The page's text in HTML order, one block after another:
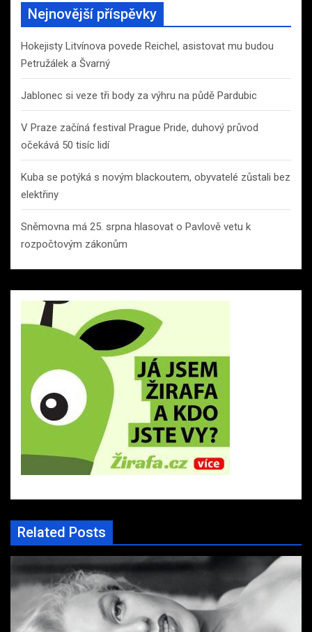
Nejnovější příspěvky
Hokejisty Litvínova povede Reichel, asistovat mu budou
Petružálek a Švarný
Jablonec si veze tři body za výhru na půdě Pardubic
V Praze začíná festival Prague Pride, duhový průvod
očekává 50 tisíc lidí
Kuba se potýká s novým blackoutem, obyvatelé zůstali bez
elektřiny
Sněmovna má 25. srpna hlasovat o Pavlově vetu k
rozpočtovým zákonům
Related Posts